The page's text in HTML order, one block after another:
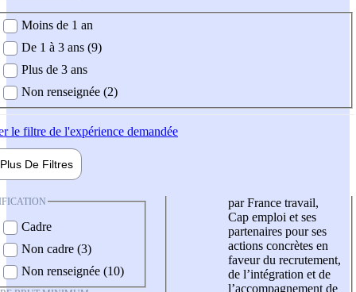
demandée
Moins de 1 an
De 1 à 3 ans (9)
Plus de 3 ans
Non renseignée (2)
le filtre de l'expérience demandée
Plus De Filtres
Cadre
Non cadre (3)
Non renseignée (10)
par France travail,
Cap emploi et ses
partenaires pour ses
actions concrètes en
faveur du recrutement,
de l’intégration et de
l’accompagnement de